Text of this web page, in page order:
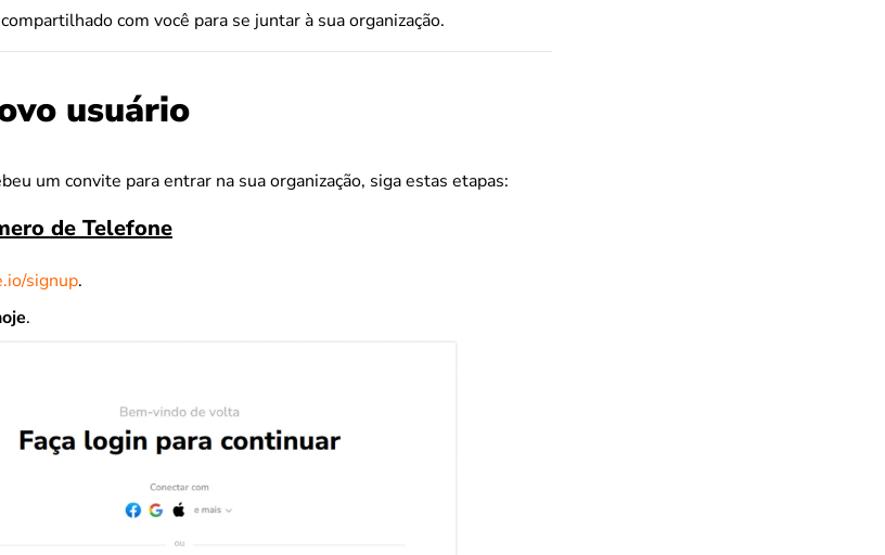
com você para se juntar à sua organização.
usuário
um convite para entrar na sua organização, siga estas etapas:
de Telefone
signup.
.